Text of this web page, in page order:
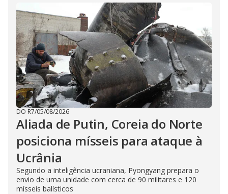
DO R7/05/08/2026
Aliada de Putin, Coreia do Norte
posiciona mísseis para ataque à
Ucrânia
Segundo a inteligência ucraniana, Pyongyang prepara o
envio de uma unidade com cerca de 90 militares e 120
mísseis balísticos